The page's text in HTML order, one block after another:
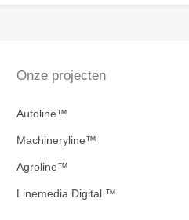
Onze projecten
Autoline™
Machineryline™
Agroline™
Linemedia Digital ™